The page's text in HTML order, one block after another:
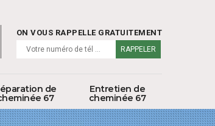
ON VOUS RAPPELLE GRATUITEMENT
de
67
Entretien de
cheminée 67